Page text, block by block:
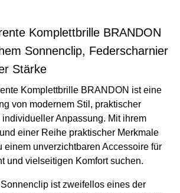
Komplettbrille BRANDON
Sonnenclip, Federscharnier
Stärke
Komplettbrille BRANDON ist eine
von modernem Stil, praktischer
Anpassung. Mit ihrem
einer Reihe praktischer Merkmale
einem unverzichtbaren Accessoire für
und vielseitigen Komfort suchen.
ist zweifellos eines der